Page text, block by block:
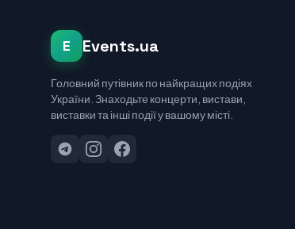
E Events.ua
Головний путівник по найкращих подіях
України. Знаходьте концерти, вистави,
виставки та інші події у вашому місті.